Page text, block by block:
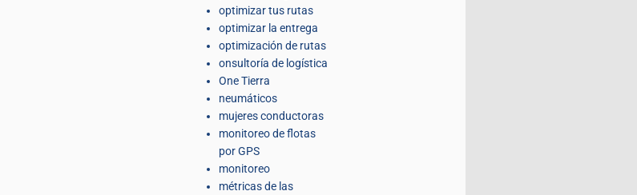
optimizar tus rutas
optimizar la entrega
optimización de rutas
onsultoría de logística
One Tierra
neumáticos
mujeres conductoras
monitoreo de flotas
por GPS
monitoreo
métricas de las